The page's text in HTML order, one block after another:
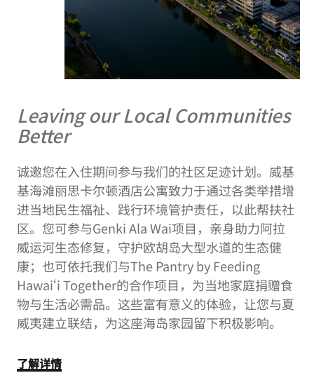
Leaving our Local Communities
Better
诚邀您在入住期间参与我们的社区足迹计划。威基
基海滩丽思卡尔顿酒店公寓致力于通过各类举措增
进当地民生福祉、践行环境管护责任，以此帮扶社
区。您可参与Genki Ala Wai项目，亲身助力阿拉
威运河生态修复，守护欧胡岛大型水道的生态健
康；也可依托我们与The Pantry by Feeding
Hawaiʻi Together的合作项目，为当地家庭捐赠食
物与生活必需品。这些富有意义的体验，让您与夏
威夷建立联结，为这座海岛家园留下积极影响。
了解详情